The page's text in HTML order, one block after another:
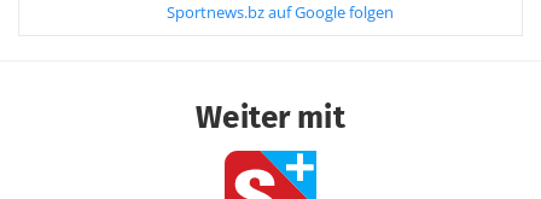
Sportnews.bz auf Google folgen